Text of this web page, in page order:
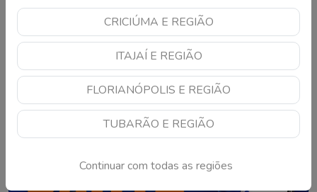
CRICIÚMA E REGIÃO
ITAJAÍ E REGIÃO
FLORIANÓPOLIS E REGIÃO
TUBARÃO E REGIÃO
Continuar com todas as regiões
1 2 3 4